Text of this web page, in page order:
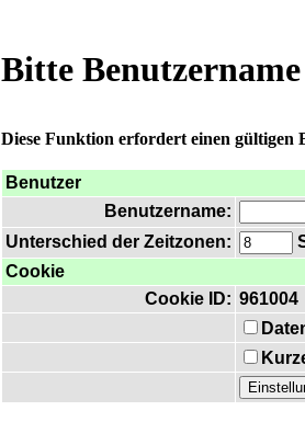
Bitte
Diese Funktion erfordert einen gültigen
Benutzer
Benutzername:
Unterschied der Zeitzonen:
Cookie
Cookie ID: 961004